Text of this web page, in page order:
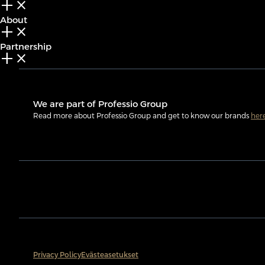
add_2 close
About
add_2 close
Partnership
add_2 close
We are part of Professio Group
Read more about Professio Group and get to know our brands
Privacy PolicyEvästeasetukset